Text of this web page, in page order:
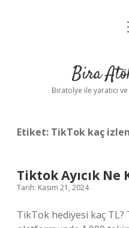
Bira
Biratolye ile yaratıcı
Etiket: TikTok kaç
Tiktok Ayıcık Ne
Tarih: Kasım 21, 2024
TikTok hediyesi kaç